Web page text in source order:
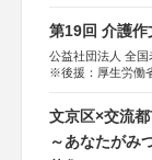
第19回 介護作
公益社団法人 全
※後援：厚生労働
文京区×交流
～あなたがみ